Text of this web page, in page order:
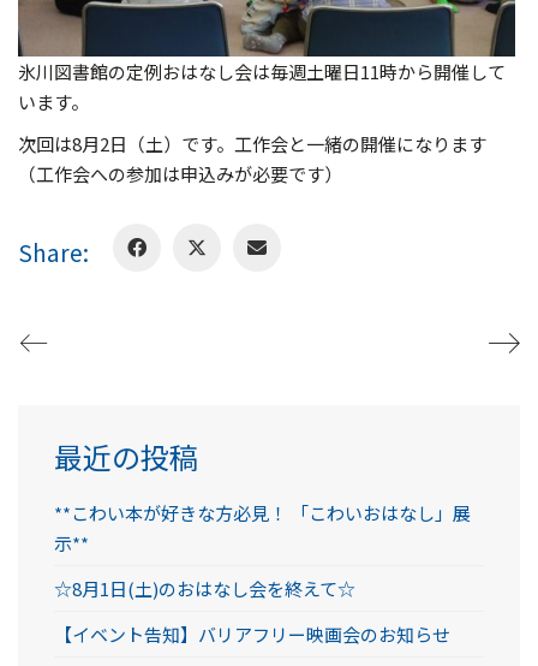
氷川図書館の定例おはなし会は毎週土曜日11時から開催して
います。
次回は8月2日（土）です。工作会と一緒の開催になります
（工作会への参加は申込みが必要です）
Share:
最近の投稿
**こわい本が好きな方必見！ 「こわいおはなし」展
示**
☆8月1日(土)のおはなし会を終えて☆
【イベント告知】バリアフリー映画会のお知らせ